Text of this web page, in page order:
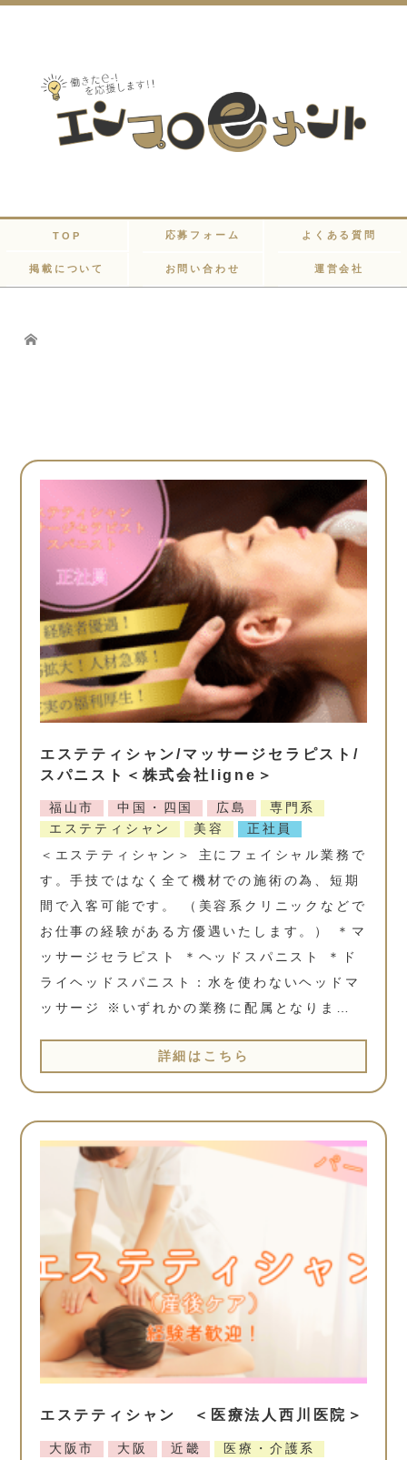
TOP 応募フォーム よくある質問
掲載について お問い合わせ 運営会社
Home
エステティシャン/マッサージセラピスト/
スパニスト＜株式会社ligne＞
福山市 中国・四国 広島
専門系
エステティシャン
美容
正社員
＜エステティシャン＞ 主にフェイシャル業務で
す。手技ではなく全て機材での施術の為、短期
間で入客可能です。 （美容系クリニックなどで
お仕事の経験がある方優遇いたします。） ＊マ
ッサージセラピスト ＊ヘッドスパニスト ＊ド
ライヘッドスパニスト：水を使わないヘッドマ
ッサージ ※いずれかの業務に配属となりま…
詳細はこちら
エステティシャン ＜医療法人西川医院＞
大阪市 大阪 近畿
医療・介護系